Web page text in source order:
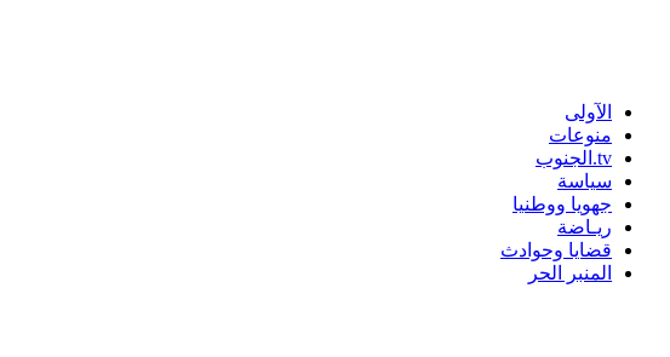
الآولى
منوعات
tv.الجنوب
سياسة
جهويا ووطنيا
ريـاضة
قضايا وحوادث
المنبر الحر